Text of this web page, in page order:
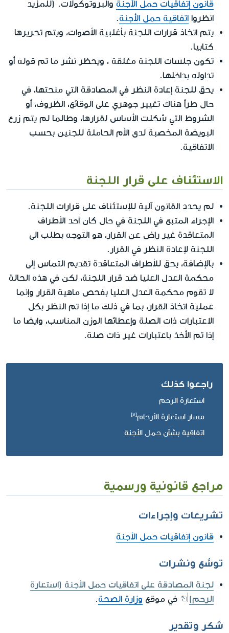
قانون إتفاقيات حمل الأجنة والبروتوكولات. (للمزيد
انظروا اتفاقية حمل الأجنة.
يتم اتخاذ قرارات اللجنة بأغلبية الأصوات، ويتم تحريرها
كتابيا.
تكون جلسات اللجنة مغلقة ، ويحظر نشر ما تم قوله أو
تداوله بداخلها.
يحق للجنة إعادة النظر في المصادقة التي منحتها، في
حال طرأ هناك تغيير جوهري على الوقائع، الظروف، أو
الشروط التي شكلت الأساس لقرارها، وطالما لم يتم زرع
البويضة المخصبة لدى الأم الحاملة للجنين بحسب
الاتفاقية.
الاستئناف على قرار اللجنة
لم يحدد القانون آلية للإستئناف على قرارات اللجنة.
الإجراء المتبع في اللجنة في حال كان أحد الأطراف
المتعاقدة غير راض عن القرار، هو التوجه بطلب الى
اللجنة لإعادة النظر في القرار.
بالإضافة، يحق للأطراف المتعاقدة تقديم التماس إلى
محكمة العدل العليا ضد قرار اللجنة، لكن في هذه الحالة
لا تقوم محكمة العدل العليا بفحص ماهية القرار وإنما
عملية اتخاذ القرار، بما في ذلك ما إذا تم النظر بكل
الاعتبارات ذات الصلة وإعطائها الوزن المناسب، وايضا ما
إذا تم الأخذ باعتبارات غير ذات صلة.
راجعوا كذلك
استعارة الرحم
مسار استعارة الأرحام
اتفاقية بشأن حمل الأجنة
مراجع قانونية ورسمية
تشريعات وإجراءات
قانون إتفاقيات حمل الأجنة
توسُّع ونشرات
لجنة المصادقة على اتفاقيات حمل الأجنة (استعارة
الرحم)
في موقع وزارة الصحة.
شكر وتقدير